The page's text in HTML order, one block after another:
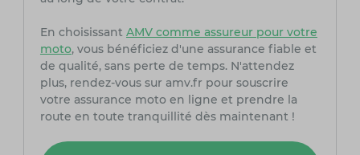
En choisissant AMV comme assureur pour votre
moto, vous bénéficiez d'une assurance fiable et
de qualité, sans perte de temps. N'attendez
plus, rendez-vous sur amv.fr pour souscrire
votre assurance moto en ligne et prendre la
route en toute tranquillité dès maintenant !